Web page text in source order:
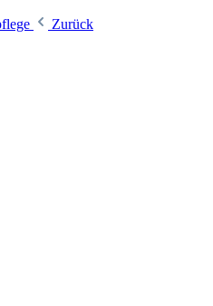
Zurück